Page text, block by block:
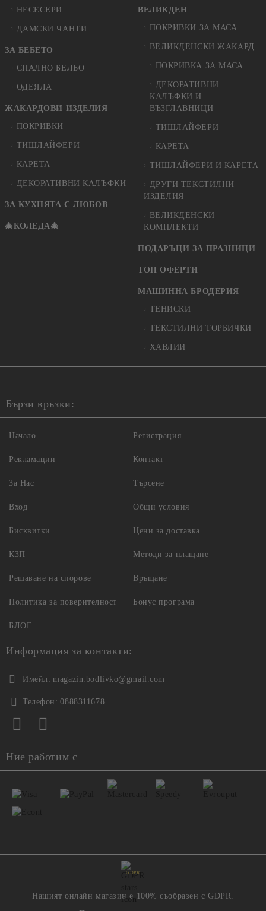
НЕСЕСЕРИ
ДАМСКИ ЧАНТИ
ЗА БЕБЕТО
СПАЛНО БЕЛЬО
ОДЕЯЛА
ЖАКАРДОВИ ИЗДЕЛИЯ
ПОКРИВКИ
ТИШЛАЙФЕРИ
КАРЕТА
ДЕКОРАТИВНИ КАЛЪФКИ
ЗА КУХНЯТА С ЛЮБОВ
🎄КОЛЕДА🎄
ВЕЛИКДЕН
ПОКРИВКИ ЗА МАСА
ВЕЛИКДЕНСКИ ЖАКАРД
ПОКРИВКА ЗА МАСА
ДЕКОРАТИВНИ
КАЛЪФКИ И
ВЪЗГЛАВНИЦИ
ТИШЛАЙФЕРИ
КАРЕТА
ТИШЛАЙФЕРИ И КАРЕТА
ДРУГИ ТЕКСТИЛНИ
ИЗДЕЛИЯ
ВЕЛИКДЕНСКИ
КОМПЛЕКТИ
ПОДАРЪЦИ ЗА ПРАЗНИЦИ
ТОП ОФЕРТИ
МАШИННА БРОДЕРИЯ
ТЕНИСКИ
ТЕКСТИЛНИ ТОРБИЧКИ
ХАВЛИИ
Бързи връзки:
Начало
Рекламации
За Нас
Вход
Регистрация
Контакт
Търсене
Общи условия
Бисквитки
КЗП
Решаване на спорове
Политика за поверителност
Цени за доставка
Методи за плащане
Връщане
Бонус програма
БЛОГ
Информация за контакти:
Имейл: magazin.bodlivko@gmail.com
Телефон: 0888311678
Ние работим с
GDPR
Нашият онлайн магазин е 100% съобразен с GDPR.